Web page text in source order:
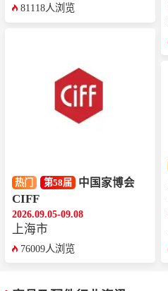
81118人浏览
热门 第58届 中国家博会
CIFF
2026.09.05-09.08
上海市
76009人浏览